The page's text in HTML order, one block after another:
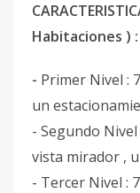
Habitaciones ) :
- Primer Nivel :
un
- Segundo
vista mirador ,
- Tercer Nivel :